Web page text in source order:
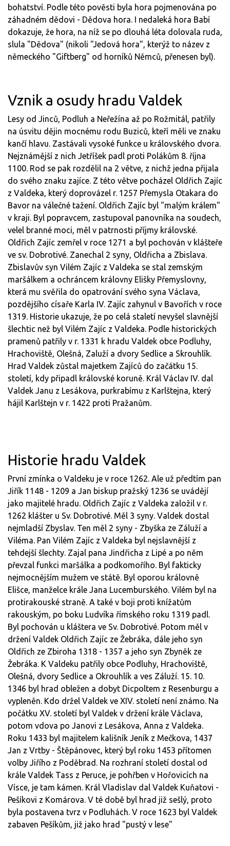
bohatství. Podle této pověsti byla hora pojmenována po
záhadném dědovi - Dědova hora. I nedaleká hora Babí
dokazuje, že hora, na níž se po dlouhá léta dolovala ruda,
slula "Dědova" (nikoli "Jedová hora", kterýž to název z
německého "Giftberg" od horníků Němců, přenesen byl).
Vznik a osudy hradu Valdek
Lesy od Jinců, Podluh a Neřežína až po Rožmitál, patřily
na úsvitu dějin mocnému rodu Buziců, kteří měli ve znaku
kančí hlavu. Zastávali vysoké funkce u královského dvora.
Nejznámější z nich Jetříšek padl proti Polákům 8. října
1100. Rod se pak rozdělil na 2 větve, z nichž jedna přijala
do svého znaku zajíce. Z této větve pocházel Oldřich Zajíc
z Valdeka, který doprovázel r. 1257 Přemysla Otakara do
Bavor na válečné tažení. Oldřich Zajíc byl "malým králem"
v kraji. Byl popravcem, zastupoval panovníka na soudech,
velel branné moci, měl v patrnosti příjmy královské.
Oldřich Zajíc zemřel v roce 1271 a byl pochován v klášteře
ve sv. Dobrotivé. Zanechal 2 syny, Oldřicha a Zbislava.
Zbislavův syn Vilém Zajíc z Valdeka se stal zemským
maršálkem a ochráncem královny Elišky Přemyslovny,
která mu svěřila do opatrování svého syna Václava,
pozdějšího císaře Karla IV. Zajíc zahynul v Bavořích v roce
1319. Historie ukazuje, že po celá staletí nevyšel slavnější
šlechtic než byl Vilém Zajíc z Valdeka. Podle historických
pramenů patřily v r. 1331 k hradu Valdek obce Podluhy,
Hrachoviště, Olešná, Zaluží a dvory Sedlice a Skrouhlík.
Hrad Valdek zůstal majetkem Zajíců do začátku 15.
století, kdy připadl královské koruně. Král Václav IV. dal
Valdek Janu z Lesákova, purkrabímu z Karlštejna, který
hájil Karlštejn v r. 1422 proti Pražanům.
Historie hradu Valdek
První zmínka o Valdeku je v roce 1262. Ale už předtím pan
Jiřík 1148 - 1209 a Jan biskup pražský 1236 se uvádějí
jako majitelé hradu. Oldřich Zajíc z Valdeka založil v r.
1262 klášter u Sv. Dobrotivé. Měl 3 syny. Valdek dostal
nejmladší Zbyslav. Ten měl 2 syny - Zbyška ze Záluží a
Viléma. Pan Vilém Zajíc z Valdeka byl nejslavnější z
tehdejší šlechty. Zajal pana Jindřicha z Lipé a po něm
převzal funkci maršálka a podkomořího. Byl fakticky
nejmocnějším mužem ve státě. Byl oporou královně
Elišce, manželce krále Jana Lucemburského. Vilém byl na
protirakouské straně. A také v boji proti knížatům
rakouským, po boku Ludvíka římského roku 1319 padl.
Byl pochován u kláštera ve Sv. Dobrotivé. Potom měl v
držení Valdek Oldřich Zajíc ze Žebráka, dále jeho syn
Oldřich ze Zbiroha 1318 - 1357 a jeho syn Zbyněk ze
Žebráka. K Valdeku patřily obce Podluhy, Hrachoviště,
Olešná, dvory Sedlice a Okrouhlík a ves Záluží. 15. 10.
1346 byl hrad obležen a dobyt Dicpoltem z Resenburgu a
vypleněn. Kdo držel Valdek ve XIV. století není známo. Na
počátku XV. století byl Valdek v držení krále Václava,
potom vdova po Janovi z Lesákova, Anna z Valdeka.
Roku 1433 byl majitelem kališník Jeník z Mečkova, 1437
Jan z Vrtby - Štěpánovec, který byl roku 1453 přítomen
volby Jiřího z Poděbrad. Na rozhraní století dostal od
krále Valdek Tass z Peruce, je pohřben v Hořovicích na
Vísce, je tam kámen. Král Vladislav dal Valdek Kuňatovi -
Pešíkovi z Komárova. V té době byl hrad již sešlý, proto
byla postavena tvrz v Podluhách. V roce 1623 byl Valdek
zabaven Pešíkům, již jako hrad "pustý v lese"